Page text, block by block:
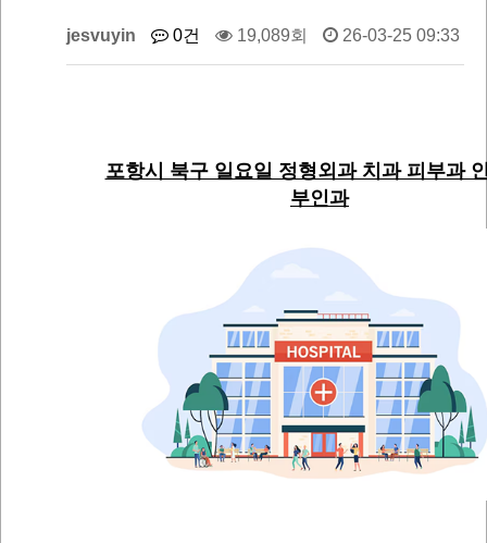
jesvuyin 0건 19,089회 26-03-25 09:33
포항시 북구 일요일 정형외과 치과 피부과
부인과